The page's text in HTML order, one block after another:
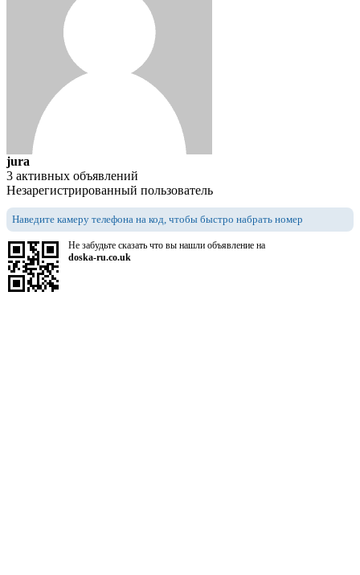
jura
3 активных объявлений
Незарегистрированный пользователь
Наведите камеру телефона на код, чтобы быстро набрать номер
Не забудьте сказать что вы нашли объявление на
doska-ru.co.uk